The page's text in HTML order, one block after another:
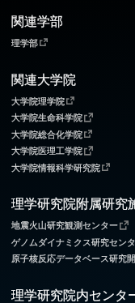
関連学部
理学部
関連大学院
大学院理学院
大学院生命科学院
大学院総合化学院
大学院医理工学院
大学院情報科学研究院
理学研究院附属研究
地震火山研究観測センター
ゲノムダイナミクス研究セン
原子核反応データベース研究
理学研究院内センタ